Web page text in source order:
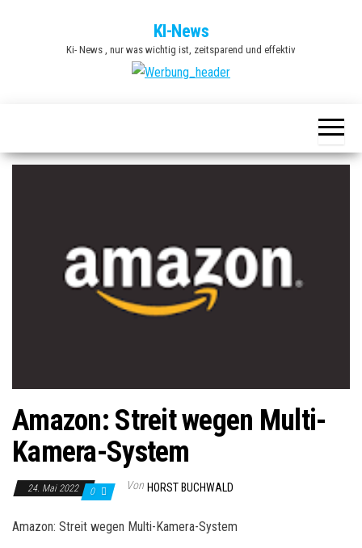
KI-News
Ki- News , nur was wichtig ist, zeitsparend und effektiv
Amazon: Streit wegen Multi-
Kamera-System
24. Mai 2022 0 Von HORST BUCHWALD
Amazon: Streit wegen Multi-Kamera-System